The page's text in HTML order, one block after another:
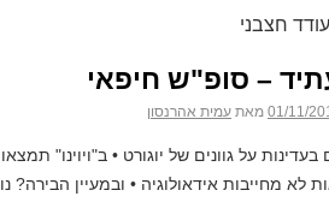
עודד חצבני
– סופ"ש חיפאי
01/11/ מאת עמית אהרנסון
בעדינות על גוונים של יוגורט • ב"ויוינו"
לא מחייבות אידאולוגיה • ובמעיין הבירה?